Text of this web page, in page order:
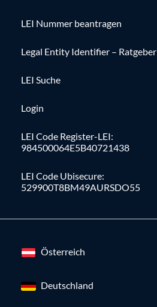
LEI Nummer beantragen
Legal Entity Identifier – Ratgeber
LEI Suche
Login
LEI Code Register-LEI:
984500064E5B40721438
LEI Code Ubisecure:
529900T8BM49AURSDO55
Österreich
Deutschland